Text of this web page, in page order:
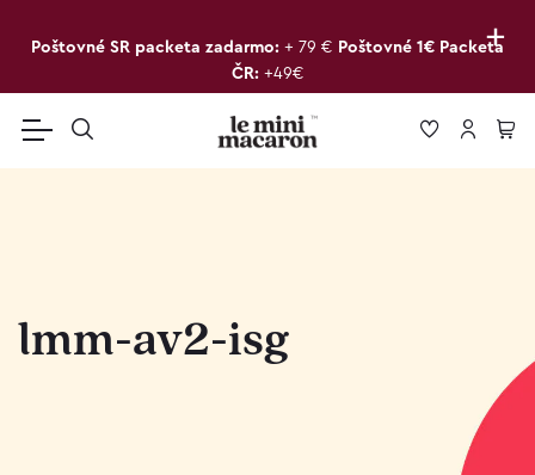
+
Poštovné SR packeta zadarmo: + 79 € Poštovné 1€ Packeta
ČR: +49€
lmm-av2-isg